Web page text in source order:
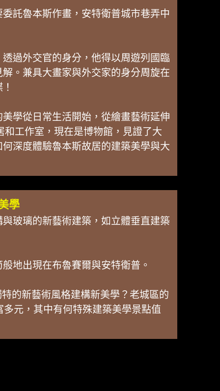
託魯本斯作畫，安特衛普城市巷弄中
過外交官的身分，他得以周遊列國臨
。兼具大畫家與外交家的身分周旋在
學從日常生活開始，從繪畫藝術延伸
和工作室，現在是博物館，見證了大
深度體驗魯本斯故居的建築美學與大
學
玻璃的新藝術建築，如立體垂直建築
地出現在布魯賽爾與安特衛普。
的新藝術風格建構新美學？老城區的
元，其中有何特殊建築美學景點值